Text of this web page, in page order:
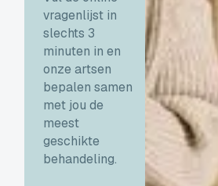
vragenlijst in
slechts 3
minuten in en
onze artsen
bepalen samen
met jou de
meest
geschikte
behandeling.